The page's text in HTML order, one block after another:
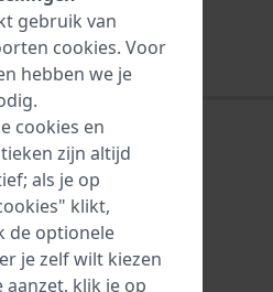
door wat speling
gebruik van
cookies. Voor
hebben we je
cookies en
zijn altijd
als je op
klikt,
de optionele
je zelf wilt kiezen
aanzet, klik je op